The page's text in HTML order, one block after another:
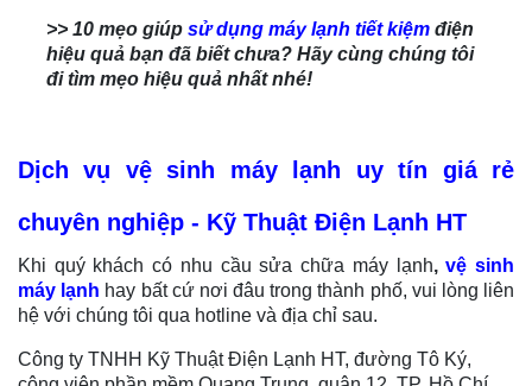
>> 10 mẹo giúpsử dụng máy lạnh tiết kiệm điện
hiệu quả bạn đã biết chưa? Hãy cùng chúng tôi
đi tìm mẹo hiệu quả nhất nhé!
Dịch vụ vệ sinh máy lạnh uy tín giá rẻ
chuyên nghiệp - Kỹ Thuật Điện Lạnh HT
Khi quý khách có nhu cầu sửa chữa máy lạnh,vệ sinh
máy lạnh hay bất cứ nơi đâu trong thành phố, vui lòng liên
hệ với chúng tôi qua hotline và địa chỉ sau.
Công ty TNHH Kỹ Thuật Điện Lạnh HT, đường Tô Ký,